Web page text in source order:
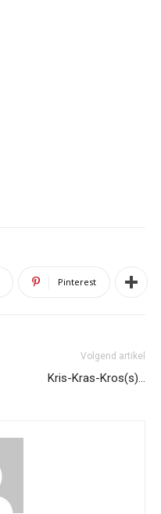
Pinterest
Volgend artikel
Kris-Kras-Kros(s)…